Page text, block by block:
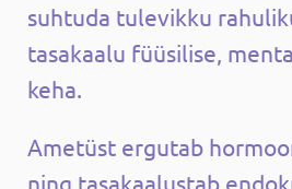
suhtuda tulevikku
tasakaalu füüsilise,
keha.
Ametüst ergutab
ning tasakaalustab